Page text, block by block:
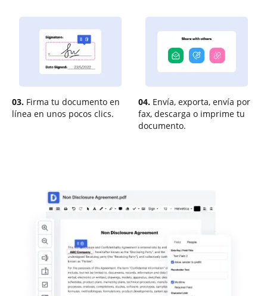
03. Firma tu documento en
línea en unos pocos clics.
04. Envía, exporta, envía por
fax, descarga o imprime tu
documento.